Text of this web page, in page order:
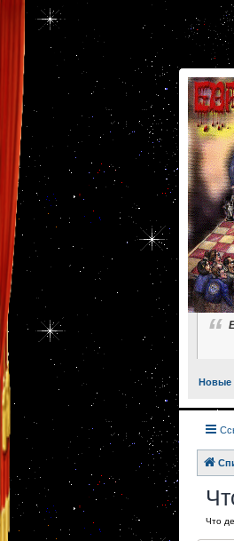
[phpBB Debug] PHP Warning : in file [ROOT]/phpbb/
[phpBB Debug] PHP Warning
[ROOT]/phpbb/
[phpBB Debug] PHP Warning
: in file [ROOT]/phpbb/
[phpBB Debug] PHP Warning
: in file [ROOT]/phpbb/
[phpBB Debug] PHP Warning
[ROOT]/phpbb/
[phpBB Debug] PHP Warning
[ROOT]/phpbb/
Новые
Что